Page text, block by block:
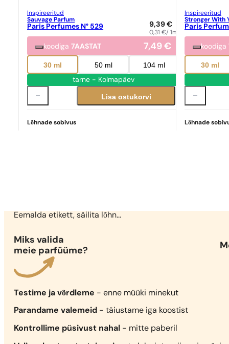
Inspireeritud
Sauvage Parfum
Paris Perfumes N° 529 9,39€
0,31€/ 1ml
koodiga7AASTAT 7,49€
30 ml 50 ml 104 ml
tarne - Kolmapäev
Lisa ostukorvi
Lõhnade sobivus
Inspireeritud
Stronger With
Paris
koodiga
30 ml
Lõhnade
Eemalda etikett, säilita lõhn...
Miks valida
meie parfüüme?
Testime ja võrdleme - enne müüki minekut
Parandame valemeid - täiustame iga koostist
Kontrollime püsivust nahal - mitte paberil